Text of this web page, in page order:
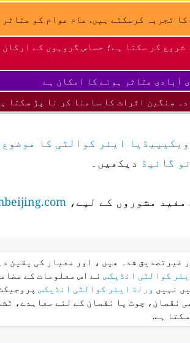
تجربہ کرسکتے ہیں. عام عوام کو
شروع کر سکتا ہے؛ حساس گروہوں کے
آبادی متاثر ہونے کا امکان ہے
سنگین اثرات کا سامنا کر نا پڑ سکتا
ویکیپیڈیا ایئر کوالٹی کا موضوع
گائیڈ دیکھیں۔
مفید مشوروں کے لیے،
غیرتصدیق شدہ ھیں ، اور معیار کی یقین
کوالٹی انڈیکس نے اس معلومات کے
نہیں ورلڈ ایئر کوالٹی انڈیکس
نقصان، چوٹ یا نقصان کے لئے معاہدے،
ہے.